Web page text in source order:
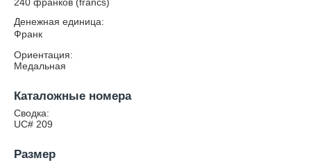
Денежная единица:
Франк
Ориентация:
Медальная
Каталожные номера
Сводка:
UC# 209
Размер